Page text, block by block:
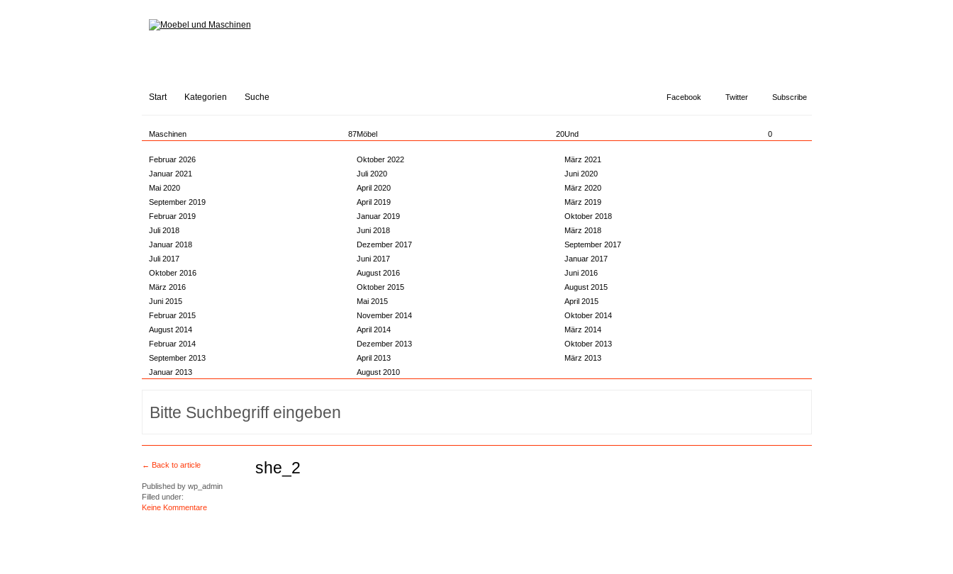
Subscribe
Twitter
Facebook
Start Kategorien Suche
Maschinen 87Möbel 20Und 0
Februar 2026 Oktober 2022
März 2021
Januar 2021
Juli 2020
Juni 2020
Mai 2020
April 2020
März 2020
September 2019
April 2019
März 2019
Februar 2019
Januar 2019
Oktober 2018
Juli 2018
Juni 2018
März 2018
Januar 2018
Dezember 2017
September 2017
Juli 2017
Juni 2017
Januar 2017
Oktober 2016
August 2016
Juni 2016
März 2016
Oktober 2015
August 2015
Juni 2015
Mai 2015
April 2015
Februar 2015
November 2014
Oktober 2014
August 2014
April 2014
März 2014
Februar 2014
Dezember 2013
Oktober 2013
September 2013
April 2013
März 2013
Januar 2013
August 2010
← Back to article
Published bywp_admin
Filled under:
Keine Kommentare
she_2